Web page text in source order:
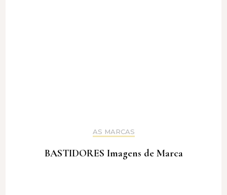
AS MARCAS
BASTIDORES Imagens de Marca